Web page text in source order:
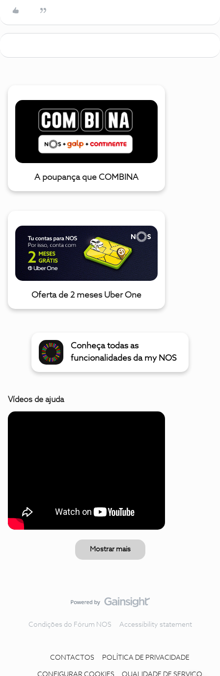
A poupança que COMBINA
Oferta de 2 meses Uber One
Conheça todas as
funcionalidades da my NOS
Vídeos de ajuda
Mostrar mais
Condições do Fórum NOS Accessibility statement
CONTACTOS POLÍTICA DE PRIVACIDADE